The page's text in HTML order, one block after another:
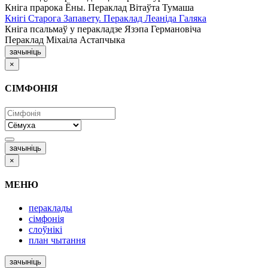
Кніга прарока Ёны. Пераклад Вітаўта Тумаша
Кнігі Старога Запавету. Пераклад Леаніда Галяка
Кніга псальмаў у перакладзе Язэпа Германовіча
Пераклад Міхаіла Астапчыка
зачыніць
×
СІМФОНІЯ
зачыніць
×
МЕНЮ
пераклады
сімфонія
слоўнікі
план чытання
зачыніць